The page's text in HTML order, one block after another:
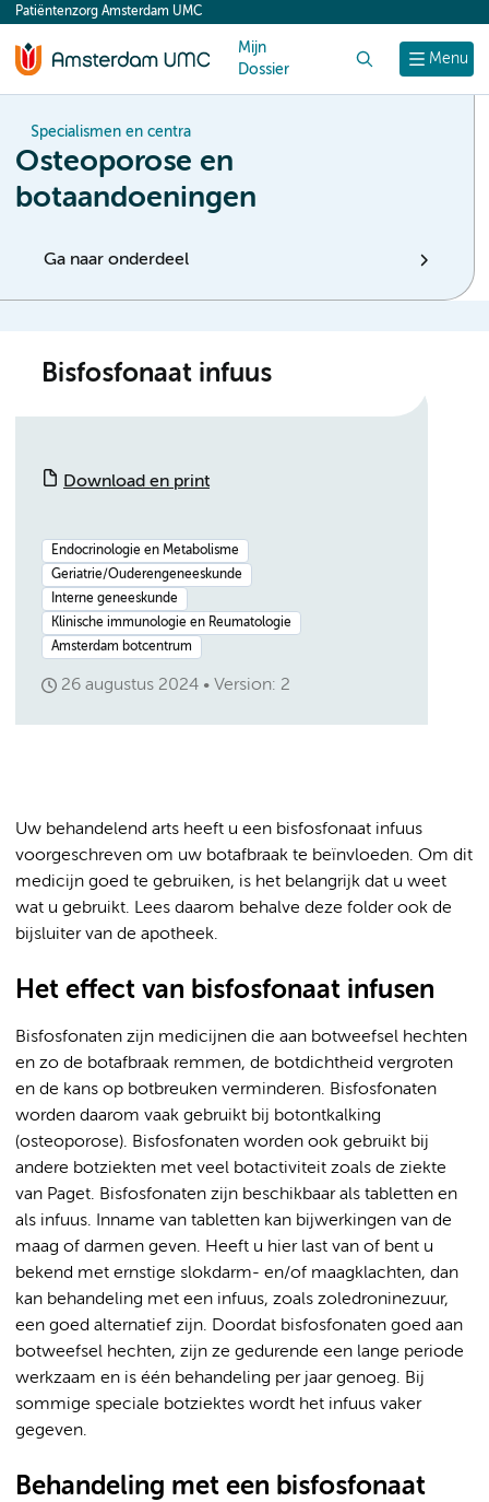
content
Menu
Patiëntenzorg Amsterdam UMC
Mijn
Dossier
Specialismen en centra
Osteoporose en
botaandoeningen
Ga naar onderdeel
Bisfosfonaat infuus
Download en print
Endocrinologie en Metabolisme
Geriatrie/Ouderengeneeskunde
Interne geneeskunde
Klinische immunologie en Reumatologie
Amsterdam botcentrum
26 augustus 2024 Version: 2
Uw behandelend arts heeft u een bisfosfonaat infuus
voorgeschreven om uw botafbraak te beïnvloeden. Om dit
medicijn goed te gebruiken, is het belangrijk dat u weet
wat u gebruikt. Lees daarom behalve deze folder ook de
bijsluiter van de apotheek.
Het effect van bisfosfonaat infusen
Bisfosfonaten zijn medicijnen die aan botweefsel hechten
en zo de botafbraak remmen, de botdichtheid vergroten
en de kans op botbreuken verminderen. Bisfosfonaten
worden daarom vaak gebruikt bij botontkalking
(osteoporose). Bisfosfonaten worden ook gebruikt bij
andere botziekten met veel botactiviteit zoals de ziekte
van Paget. Bisfosfonaten zijn beschikbaar als tabletten en
als infuus. Inname van tabletten kan bijwerkingen van de
maag of darmen geven. Heeft u hier last van of bent u
bekend met ernstige slokdarm- en/of maagklachten, dan
kan behandeling met een infuus, zoals zoledroninezuur,
een goed alternatief zijn. Doordat bisfosfonaten goed aan
botweefsel hechten, zijn ze gedurende een lange periode
werkzaam en is één behandeling per jaar genoeg. Bij
sommige speciale botziektes wordt het infuus vaker
gegeven.
Behandeling met een bisfosfonaat